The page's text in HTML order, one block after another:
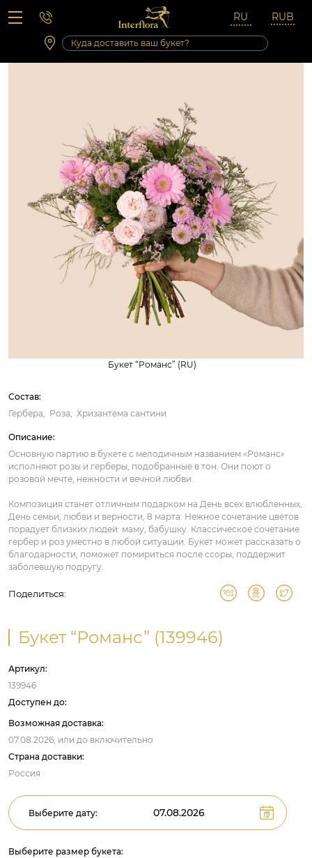
Вопросы-ответы
Сб 10:00 ‐ 14:00
Выходные и праздничные дни
Букет “Романс” (RU)
Состав:
Гербера
Роза Хризантема сантини
Описание:
Основную партию в букете с мелодичным названием «Романс»
исполняют розы и герберы, подобранные в тон. Они поют о
розовой мечте, нежности и вечной любви.
Композиция станет отличным подарком на День всех влюбленных,
День семьи, любви и верности, 8 марта. Нежное сочетание цветов
порадует близких людей: маму, бабушку. Классическое сочетание
гербер и роз уместно в любой ситуации. Букет может рассказать о
благодарности, поможет помириться после ссоры, поддержит
заболевшую подругу.
Поделиться:
Букет “Романс” (139946)
Артикул:
139946
Доступен до:
Возможная доставка:
07.08.2026, или до включительно
Страна доставки:
Россия
Выберите дату:
Выберите размер букета: